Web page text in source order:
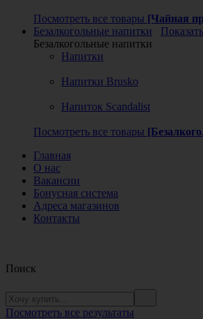
Посмотреть все товары [Чайная
Безалкогольные напитки
Безалкогольные напитки
Напитки
Напитки Brusko
Напиток Scandalist
Посмотреть все товары
Главная
О нас
Вакансии
Бонусная система
Адреса магазинов
Контакты
Поиск
Посмотреть все результаты